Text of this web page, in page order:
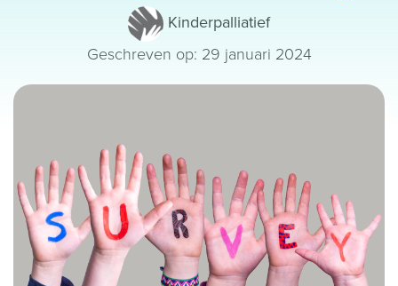
Kinderpalliatief
Geschreven op: 29 januari 2024